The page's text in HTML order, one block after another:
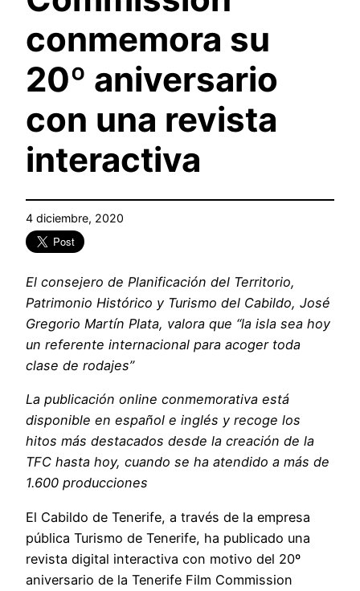
conmemora su
20º aniversario
con una revista
interactiva
4 diciembre, 2020
El consejero de Planificación del Territorio,
Patrimonio Histórico y Turismo del Cabildo, José
Gregorio Martín Plata, valora que “la isla sea hoy
un referente internacional para acoger toda
clase de rodajes”
La publicación online conmemorativa está
disponible en español e inglés y recoge los
hitos más destacados desde la creación de la
TFC hasta hoy, cuando se ha atendido a más de
1.600 producciones
El Cabildo de Tenerife, a través de la empresa
pública Turismo de Tenerife, ha publicado una
revista digital interactiva con motivo del 20º
aniversario de la Tenerife Film Commission